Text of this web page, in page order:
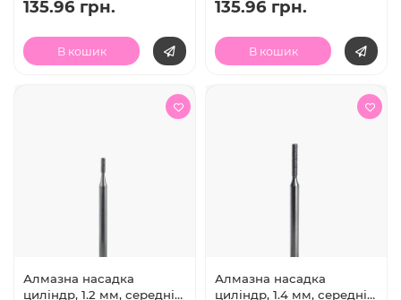
135.96 грн.
В кошик
135.96 грн.
В кошик
Алмазна насадка
циліндр, 1.2 мм, середній
Алмазна насадка
циліндр, 1.4 мм, середній